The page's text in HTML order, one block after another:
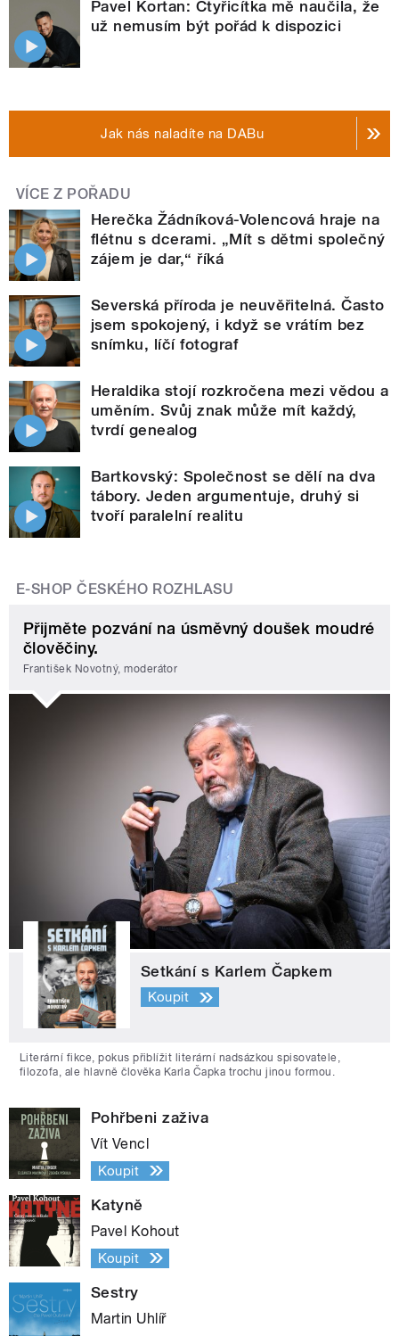
Pavel Kortan: Čtyřicítka mě naučila, že
už nemusím být pořád k dispozici
Jak nás naladíte na DABu
VÍCE Z POŘADU
Herečka Žádníková-Volencová hraje na
flétnu s dcerami. „Mít s dětmi společný
zájem je dar,“ říká
Severská příroda je neuvěřitelná. Často
jsem spokojený, i když se vrátím bez
snímku, líčí fotograf
Heraldika stojí rozkročena mezi vědou a
uměním. Svůj znak může mít každý,
tvrdí genealog
Bartkovský: Společnost se dělí na dva
tábory. Jeden argumentuje, druhý si
tvoří paralelní realitu
E-SHOP ČESKÉHO ROZHLASU
Přijměte pozvání na úsměvný doušek moudré
člověčiny.
František Novotný, moderátor
Setkání s Karlem Čapkem
Koupit
Literární fikce, pokus přiblížit literární nadsázkou spisovatele,
filozofa, ale hlavně člověka Karla Čapka trochu jinou formou.
Pohřbeni zaživa
Vít Vencl
Koupit
Katyně
Pavel Kohout
Koupit
Sestry
Martin Uhlíř